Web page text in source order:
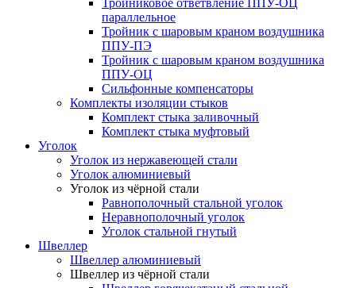
Тройниковое ответвление ППУ-ОЦ
параллельное
Тройник с шаровым краном воздушника
ППУ-ПЭ
Тройник с шаровым краном воздушника
ППУ-ОЦ
Сильфонные компенсаторы
Комплекты изоляции стыков
Комплект стыка заливочный
Комплект стыка муфтовый
Уголок
Уголок из нержавеющей стали
Уголок алюминиевый
Уголок из чёрной стали
Равнополочный стальной уголок
Неравнополочный уголок
Уголок стальной гнутый
Швеллер
Швеллер алюминиевый
Швеллер из чёрной стали